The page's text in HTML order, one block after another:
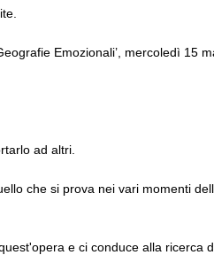
Emozionali’, mercoledì 15
ad altri.
che si prova nei vari momenti
e ci conduce alla ricerca